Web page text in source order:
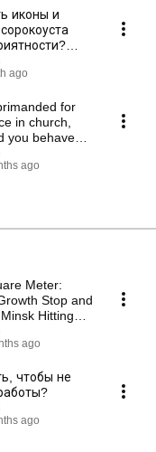
иконы и
священнику
ago
for
in church,
you behave
ago
Meter:
Stop and
Hitting
ago
чтобы не
ago